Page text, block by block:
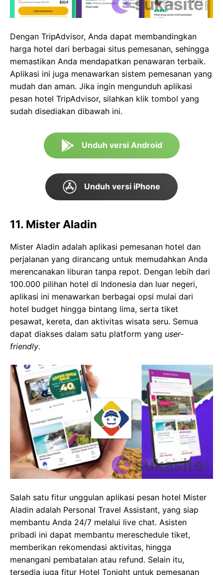
Dengan TripAdvisor, Anda dapat membandingkan
harga hotel dari berbagai situs pemesanan, sehingga
memastikan Anda mendapatkan penawaran terbaik.
Aplikasi ini juga menawarkan sistem pemesanan yang
mudah dan aman. Jika ingin mengunduh aplikasi
pesan hotel TripAdvisor, silahkan klik tombol yang
sudah disediakan dibawah ini.
Unduh versi Android
Unduh versi iPhone
11. Mister Aladin
Mister Aladin adalah aplikasi pemesanan hotel dan
perjalanan yang dirancang untuk memudahkan Anda
merencanakan liburan tanpa repot. Dengan lebih dari
100.000 pilihan hotel di Indonesia dan luar negeri,
aplikasi ini menawarkan berbagai opsi mulai dari
hotel budget hingga bintang lima, serta tiket
pesawat, kereta, dan aktivitas wisata seru. Semua
dapat diakses dalam satu platform yang user-
friendly.
Salah satu fitur unggulan aplikasi pesan hotel Mister
Aladin adalah Personal Travel Assistant, yang siap
membantu Anda 24/7 melalui live chat. Asisten
pribadi ini dapat membantu mereschedule tiket,
memberikan rekomendasi aktivitas, hingga
menangani pembatalan atau refund. Selain itu,
tersedia juga fitur Hotel Tonight untuk pemesanan